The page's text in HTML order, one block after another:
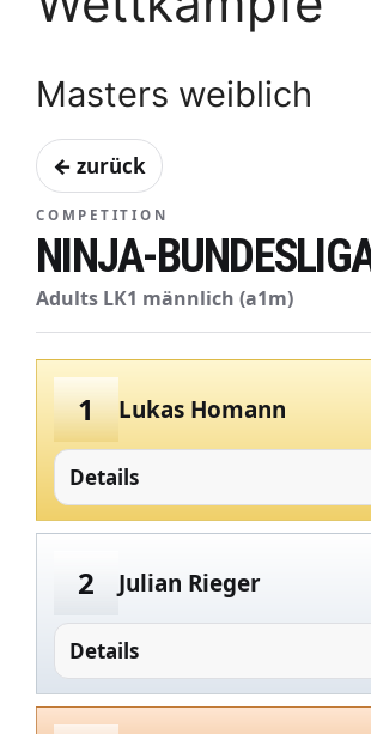
Masters weiblich
← zurück
COMPETITION
NINJA-
Adults LK1 männlich (a1m)
1 Lukas Homann
Details
2 Julian Rieger
Details